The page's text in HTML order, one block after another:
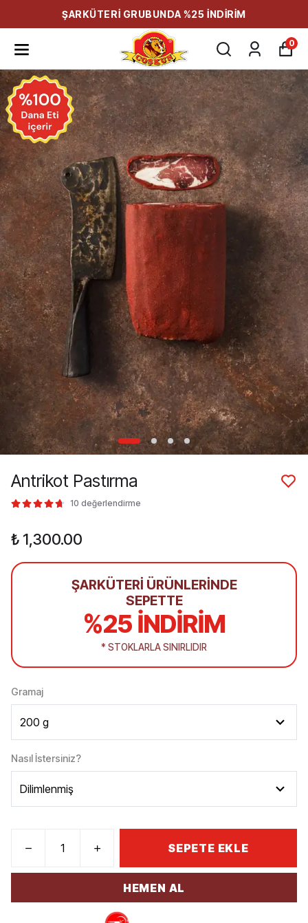
ŞARKÜTERİ GRUBUNDA %25 İNDİRİM
0
Antrikot Pastırma
10 değerlendirme
₺ 1,300.00
ŞARKÜTERİ ÜRÜNLERİNDE
SEPETTE
%25 İNDİRİM
* STOKLARLA SINIRLIDIR
Gramaj
Nasıl İstersiniz?
SEPETE EKLE
HEMEN AL